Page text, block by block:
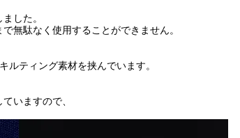
した。
無駄なく使用することができません。
ルティング素材を挟んでいます。
いますので、